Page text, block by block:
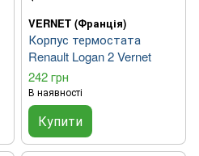
VERNET (Франція)
Корпус термостата
Renault Logan 2 Vernet
242 грн
В наявності
Купити